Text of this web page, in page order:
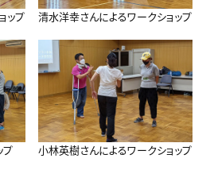
ップ 清水洋幸さんによるワークショップ
プ 小林英樹さんによるワークショップ